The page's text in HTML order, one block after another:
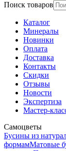
Поиск товаров
Каталог
Минералы
Новинки
Оплата
Доставка
Контакты
Скидки
Отзывы
Новости
Экспертиза
Мастер-
Самоцветы
Бусины из
формамМатовые